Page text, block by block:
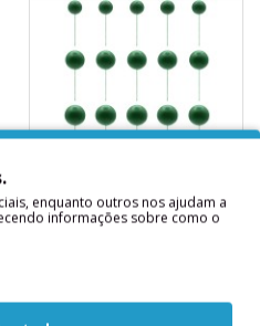
Conjunto 20 Esferas
diferentes tamanhos.As
enquanto outros nos ajudam a
informações sobre como o